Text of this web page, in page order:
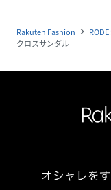
Rakuten Fashion navigate_next
クロスサンダル